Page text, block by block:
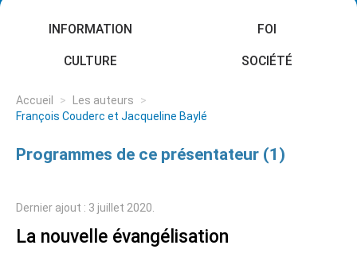
INFORMATION FOI
CULTURE SOCIÉTÉ
Accueil > Les auteurs
>
François Couderc et Jacqueline Baylé
Programmes de ce présentateur (1)
Dernier ajout : 3 juillet 2020.
La nouvelle évangélisation